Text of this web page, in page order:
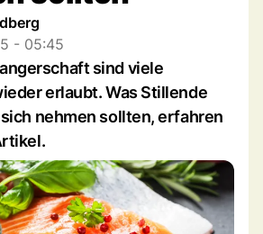
- 05:45
sind viele
erlaubt. Was Stillende
nehmen sollten, erfahren